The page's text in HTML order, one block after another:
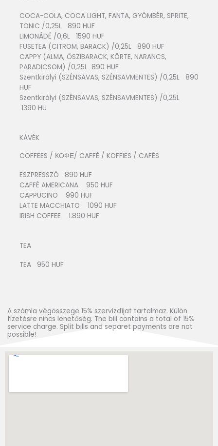
COCA-COLA, COCA LIGHT, FANTA, GYÖMBÉR, SPRITE,
TONIC /0,25L 890 HUF
LIMONÁDÉ /0,6L 1590 HUF
FUSETEA (CITROM, BARACK) /0,25L 890 HUF
CAPPY (ALMA, ŐSZIBARACK, KÖRTE, NARANCS,
PARADICSOM) /0,25L 890 HUF
Szentkirályi (SZÉNSAVAS, SZÉNSAVMENTES) /0,25L 890
HUF
Szentkirályi (SZÉNSAVAS, SZÉNSAVMENTES) /0,25L
1390 HU
KÁVÉK
COFFEES / КОФЕ/ CAFFÈ / KOFFIES / CAFÉS
ESZPRESSZÓ 890 HUF
CAFFÈ AMERICANA 950 HUF
CAPPUCINO 990 HUF
LATTE MACCHIATO 1090 HUF
IRISH COFFEE 1.890 HUF
TEA
TEA 950 HUF
A számla végösszege 15% szervizdíjat tartalmaz. Külön
fizetésre nincs lehetőség. The bill contains a total of 15%
service charge. Split bills and separet payments are not
possible!